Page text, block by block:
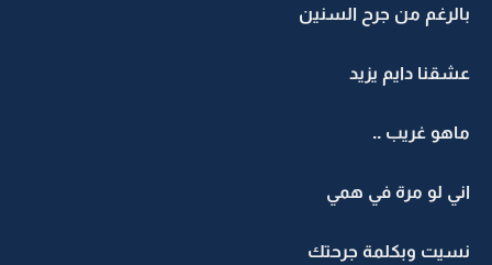
بالرغم من جرح السنين
عشقنا دايم يزيد
ماهو غريب ..
اني لو مرة في همي
نسيت وبكلمة جرحتك